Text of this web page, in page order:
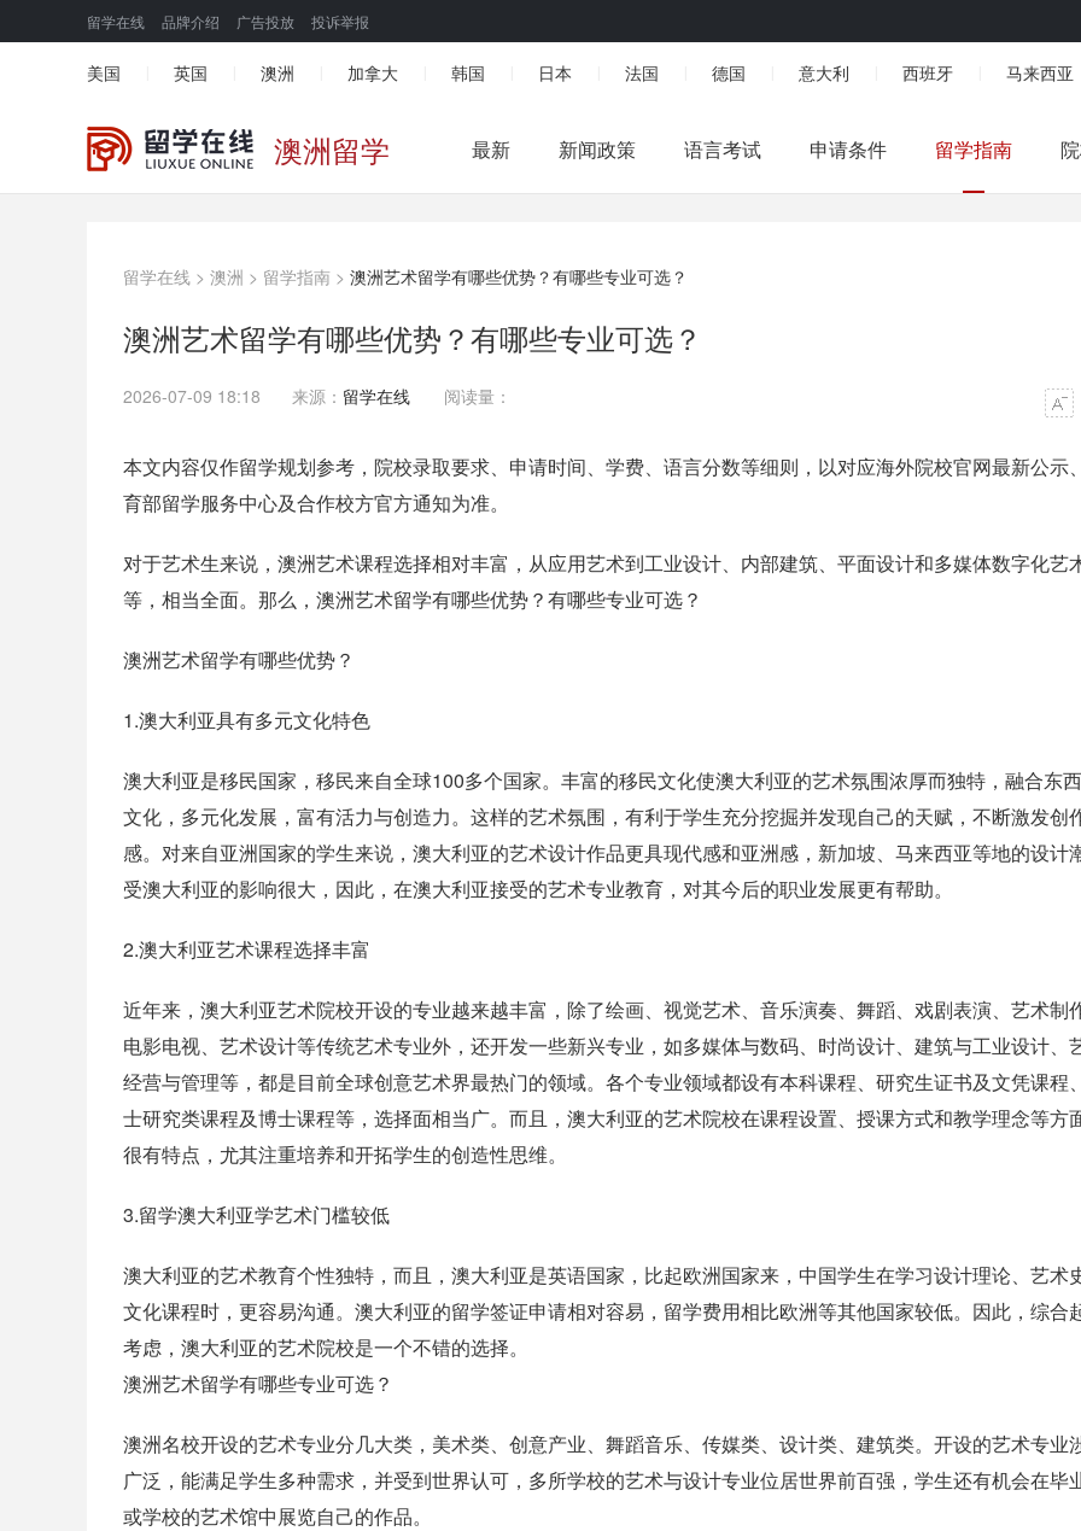
留学在线 品牌介绍 广告投放 投诉举报
美国 英国 澳洲 加拿大 韩国 日本 法国 德国 意大利 西班牙 马来西亚
澳洲留学 最新 新闻政策 语言考试 申请条件 留学指南
留学在线 > 澳洲 > 留学指南 > 澳洲艺术留学有哪些优势？有哪些专业可选？
澳洲艺术留学有哪些优势？有哪些专业可选？
2026-07-09 18:18 来源： 留学在线 阅读量：
本文内容仅作留学规划参考，院校录取要求、申请时间、学费、语言分数等细则，以对应海外院校官网最新公示
育部留学服务中心及合作校方官方通知为准。
对于艺术生来说，澳洲艺术课程选择相对丰富，从应用艺术到工业设计、内部建筑、平面设计和多媒体数字化艺
等，相当全面。那么，澳洲艺术留学有哪些优势？有哪些专业可选？
澳洲艺术留学有哪些优势？
1.澳大利亚具有多元文化特色
澳大利亚是移民国家，移民来自全球100多个国家。丰富的移民文化使澳大利亚的艺术氛围浓厚而独特，融合东
文化，多元化发展，富有活力与创造力。这样的艺术氛围，有利于学生充分挖掘并发现自己的天赋，不断激发创
感。对来自亚洲国家的学生来说，澳大利亚的艺术设计作品更具现代感和亚洲感，新加坡、马来西亚等地的设计
受澳大利亚的影响很大，因此，在澳大利亚接受的艺术专业教育，对其今后的职业发展更有帮助。
2.澳大利亚艺术课程选择丰富
近年来，澳大利亚艺术院校开设的专业越来越丰富，除了绘画、视觉艺术、音乐演奏、舞蹈、戏剧表演、艺术制作
电影电视、艺术设计等传统艺术专业外，还开发一些新兴专业，如多媒体与数码、时尚设计、建筑与工业设计、
经营与管理等，都是目前全球创意艺术界最热门的领域。各个专业领域都设有本科课程、研究生证书及文凭课程
士研究类课程及博士课程等，选择面相当广。而且，澳大利亚的艺术院校在课程设置、授课方式和教学理念等方
很有特点，尤其注重培养和开拓学生的创造性思维。
3.留学澳大利亚学艺术门槛较低
澳大利亚的艺术教育个性独特，而且，澳大利亚是英语国家，比起欧洲国家来，中国学生在学习设计理论、艺术史
文化课程时，更容易沟通。澳大利亚的留学签证申请相对容易，留学费用相比欧洲等其他国家较低。因此，综合
考虑，澳大利亚的艺术院校是一个不错的选择。
澳洲艺术留学有哪些专业可选？
澳洲名校开设的艺术专业分几大类，美术类、创意产业、舞蹈音乐、传媒类、设计类、建筑类。开设的艺术专业
广泛，能满足学生多种需求，并受到世界认可，多所学校的艺术与设计专业位居世界前百强，学生还有机会在毕
或学校的艺术馆中展览自己的作品。